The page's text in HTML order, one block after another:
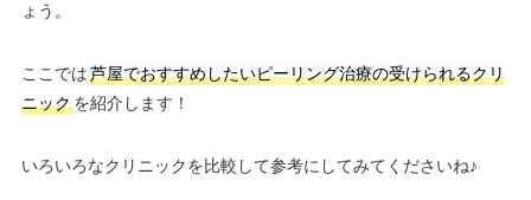
ょう。
ここでは芦屋でおすすめしたいピーリング治療の受けられるクリ
ニックを紹介します！
いろいろなクリニックを比較して参考にしてみてくださいね♪